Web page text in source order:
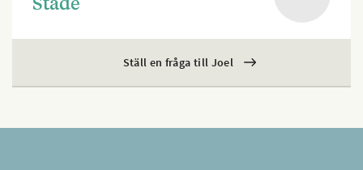
Ställ en fråga till Joel